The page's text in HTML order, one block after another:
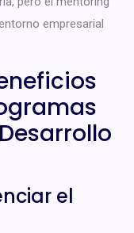
empresarial
el